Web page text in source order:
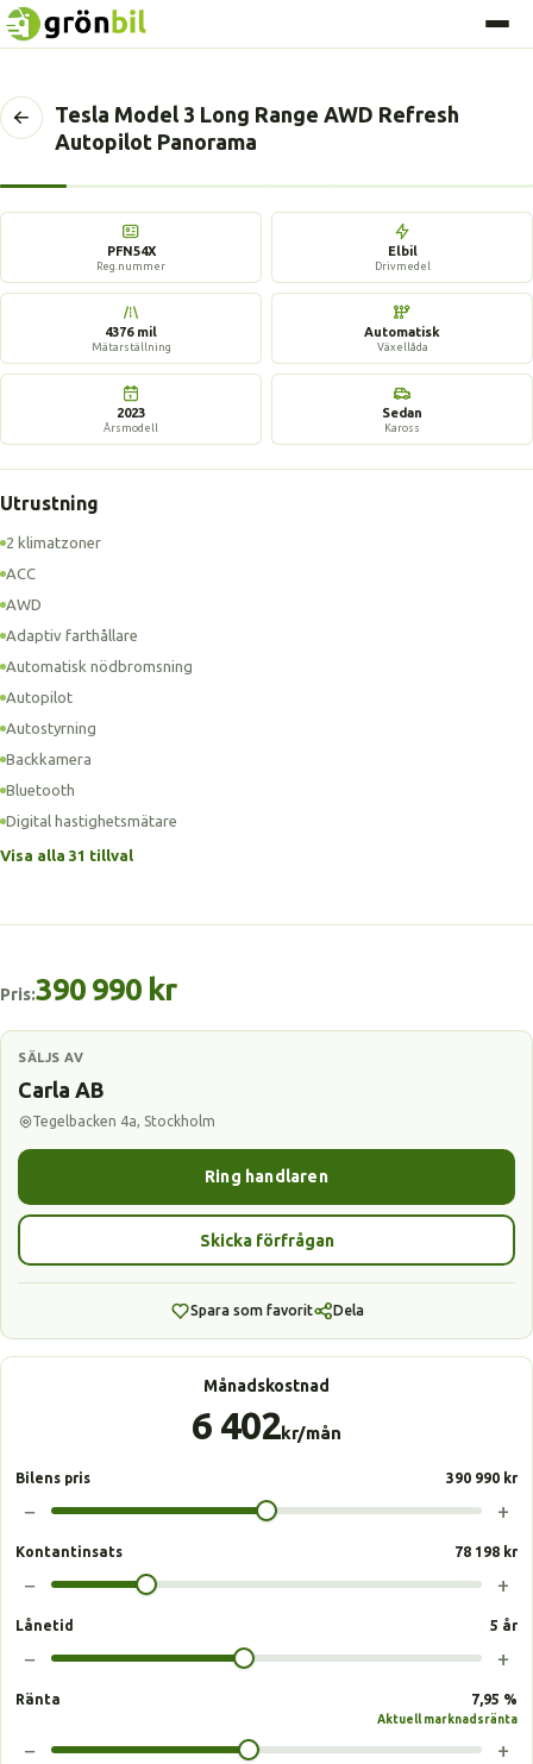
Tillbaka
sida
Tesla Model 3 Long Range AWD Refresh
Autopilot Panorama
PFN54X
Reg.nummer
Elbil
Drivmedel
4376 mil
Mätarställning
Automatisk
Växellåda
2023
Årsmodell
Sedan
Kaross
Utrustning
2 klimatzoner
ACC
AWD
Adaptiv farthållare
Automatisk nödbromsning
Autopilot
Autostyrning
Backkamera
Bluetooth
Digital hastighetsmätare
Visa alla 31 tillval
Pris:390 990 kr
SÄLJS AV
Carla AB
Tegelbacken 4a, Stockholm
Ring handlaren
Skicka förfrågan
Spara som favorit Dela
Månadskostnad
6 402kr/mån
Bilens pris 390 990 kr
− +
Kontantinsats 78 198 kr
− +
Lånetid 5 år
− +
Ränta 7,95 %
Aktuell marknadsränta
− +